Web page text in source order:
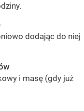
dodając do niej
i masę (gdy już